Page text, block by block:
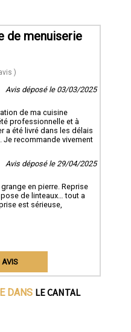
de menuiserie
)
Avis déposé le 03/03/2025
de ma cuisine
professionnelle et à
a été livré dans les délais
Je recommande vivement
Avis déposé le 29/04/2025
en pierre. Reprise
de linteaux… tout a
est sérieuse,
AVIS
DANS LE CANTAL